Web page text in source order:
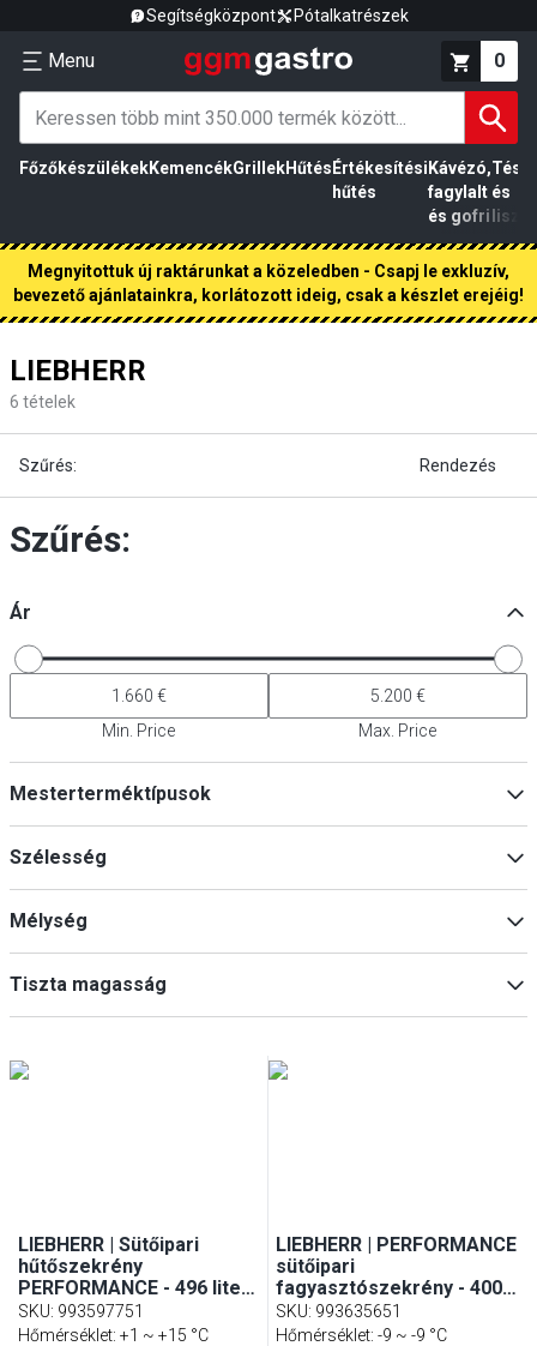
Segítségközpont Pótalkatrészek
Menu 0
FőzőkészülékekKemencékGrillekHűtés Értékesítési
hűtés
Kávézó,
fagylalt
és gofri
és
liszt
Megnyitottuk új raktárunkat a közeledben - Csapj le exkluzív,
bevezető ajánlatainkra, korlátozott ideig, csak a készlet erejéig!
LIEBHERR
6 tételek
Szűrés: Rendezés
Szűrés:
Ár
Min. Price Max. Price
Mesterterméktípusok
Fagyasztószekrények
Szélesség
Min
Mélység
Tiszta magasság
LIEBHERR | Sütőipari
hűtőszekrény
PERFORMANCE - 496 liter
- EN 600x400 - Műanyag
belső - 1 ajtóval - Fehér
SKU: 993597751
Hőmérséklet: +1 ~ +15 °C
LIEBHERR | PERFORMANCE
sütőipari
fagyasztószekrény - 4002
liter - EN 600x400 -
műanyag belső - 1 ajtóval -
SKU: 993635651
Hőmérséklet: -9 ~ -9 °C